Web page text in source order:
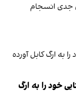
جدی انسجام
خود را به ارگ